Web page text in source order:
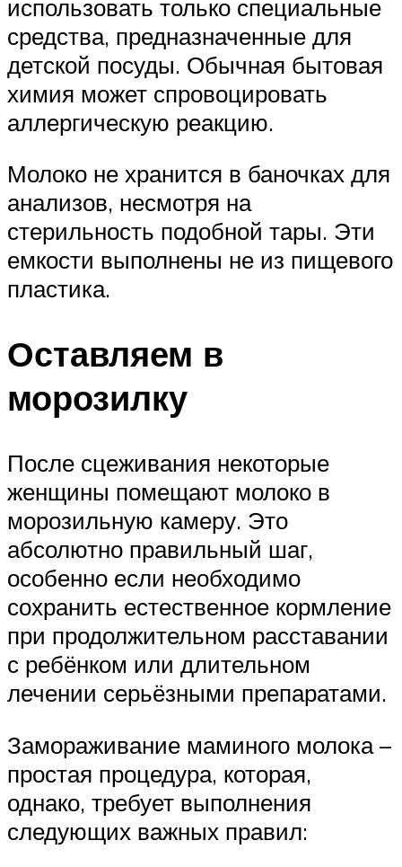
использовать только специальные
средства, предназначенные для
детской посуды. Обычная бытовая
химия может спровоцировать
аллергическую реакцию.
Молоко не хранится в баночках для
анализов, несмотря на
стерильность подобной тары. Эти
емкости выполнены не из пищевого
пластика.
Оставляем в
морозилку
После сцеживания некоторые
женщины помещают молоко в
морозильную камеру. Это
абсолютно правильный шаг,
особенно если необходимо
сохранить естественное кормление
при продолжительном расставании
с ребёнком или длительном
лечении серьёзными препаратами.
Замораживание маминого молока –
простая процедура, которая,
однако, требует выполнения
следующих важных правил: